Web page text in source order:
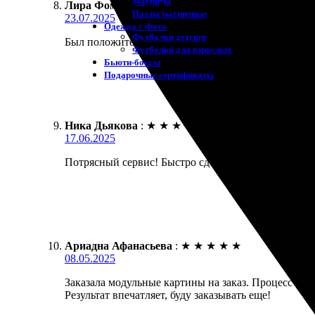
Пазлы магнитные
Одежда с Фото
Футболки детские
Футболки для взрослых
Бьюти-боксы
Подарочные сертификаты
Лира Фомина : ★ ★ ★
23.07.2025
Был положительный опыт. Заказала картины на
Ника Дьякова : ★ ★ ★ ★
17.06.2025
Потрясный сервис! Быстро сделали модульные
Ариадна Афанасьева : ★ ★ ★ ★ ★
08.05.2025
Заказала модульные картины на заказ. Процесс
Результат впечатляет, буду заказывать еще!